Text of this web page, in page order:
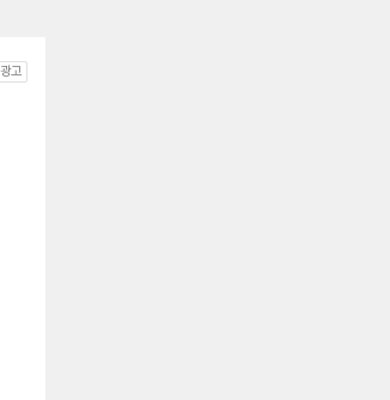
광고